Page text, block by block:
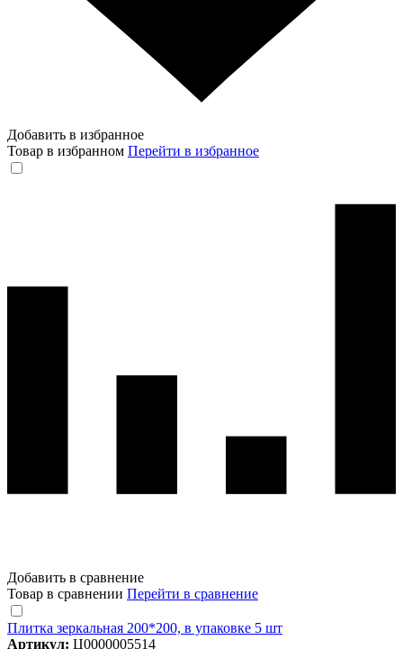
Добавить в избранное
Товар в избранном Перейти в избранное
Добавить в сравнение
Товар в сравнении Перейти в сравнение
Плитка зеркальная 200*200, в упаковке 5 шт
Артикул: Ц0000005514